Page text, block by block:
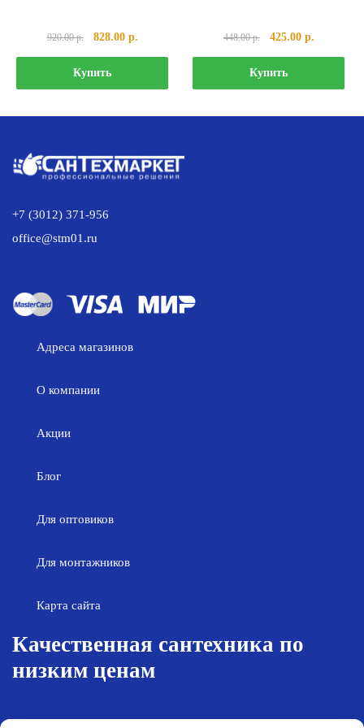
920.00р.
Первоначальная
цена
составляла
920.00 р..
828.00 р.Текущая
цена:
Купить
448.00р.
Первоначальная
цена
составляла
448.00 р..
425.00 р.Текущая
цена:
Купить
+7 (3012) 371-956
office@stm01.ru
Адреса магазинов
О компании
Акции
Блог
Для оптовиков
Для монтажников
Карта сайта
Качественная сантехника по
низким ценам